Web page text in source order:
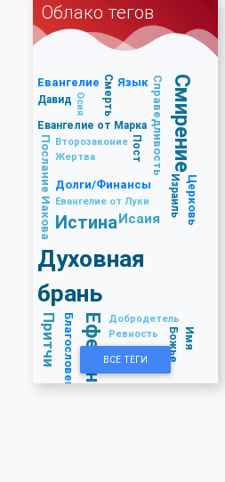
Облако тегов
Евангелие Смерть ЯзыкСправедливость
Евангелие от Марка Смирение
Послание Иакова
Духовная
брань
Давид
Долги/Финансы
Второзаконие
Израиль
И
м
я
Б
о
ж
ь
е
Ревность
Добродетель
Исаия Церковь
Истина
Жертва
Ефесянам
Благословение и проклятие
Пост
Осия
Притчи
Евангелие от Луки
ВСЕ ТЕГИ